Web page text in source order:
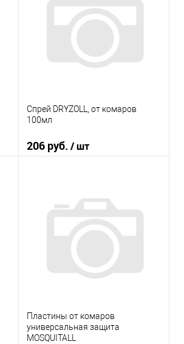
Спрей DRYZOLL, от комаров
100мл
206 руб. / шт
Купить в 1 клик
К сравнению
В избранное
В наличии
Пластины от комаров
универсальная защита
MOSQUITALL